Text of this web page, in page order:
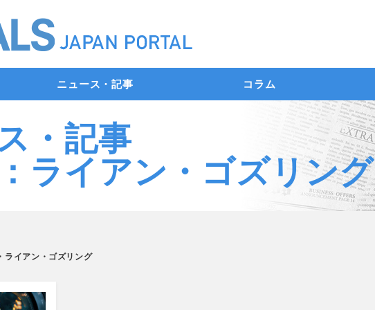
ニュース・記事 コラム
・記事
ライアン・ゴズリング
ライアン・ゴズリング